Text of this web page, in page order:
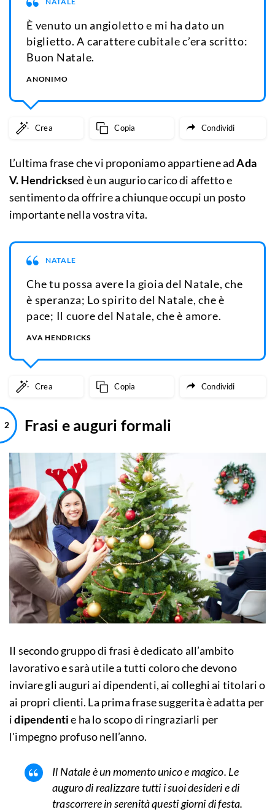
È venuto un angioletto e mi ha dato un
biglietto. A carattere cubitale c’era scritto:
Buon Natale.
ANONIMO
Crea Copia Condividi
L’ultima frase che vi proponiamo appartiene adAda
V. Hendricksed è un augurio carico di affetto e
sentimento da offrire a chiunque occupi un posto
importante nella vostra vita.
NATALE
Che tu possa avere la gioia del Natale, che
è speranza; Lo spirito del Natale, che è
pace; Il cuore del Natale, che è amore.
AVA HENDRICKS
Crea Copia Condividi
Frasi e auguri formali
Il secondo gruppo di frasi è dedicato all’ambito
lavorativo e sarà utile a tutti coloro che devono
inviare gli auguri ai dipendenti, ai colleghi ai titolari o
ai propri clienti. La prima frase suggerita è adatta per
idipendentie ha lo scopo di ringraziarli per
l'impegno profuso nell’anno.
Il Natale è un momento unico e magico. Le
auguro di realizzare tutti i suoi desideri e di
trascorrere in serenità questi giorni di festa.